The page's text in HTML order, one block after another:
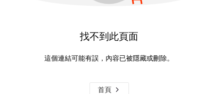
找不到此頁面
這個連結可能有誤，內容已被隱藏或刪除。
首頁